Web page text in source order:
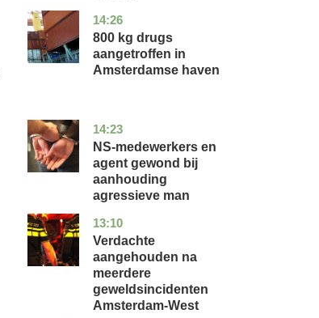
14:26
noord-
holland
nieuws
800 kg drugs
aangetroffen in
Amsterdamse haven
14:23
flevoland
nieuws
NS-medewerkers en
agent gewond bij
aanhouding
agressieve man
13:10
noord-
holland
nieuws
Verdachte
aangehouden na
meerdere
geweldsincidenten
Amsterdam-West